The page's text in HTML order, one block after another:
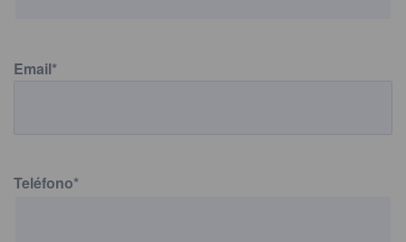
Email*
Teléfono*